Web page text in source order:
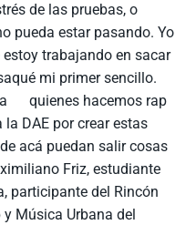
de las pruebas, o
pueda estar pasando. Yo
trabajando en sacar
mi primer sencillo.
quienes hacemos rap
DAE por crear estas
acá puedan salir cosas
Friz, estudiante
participante del Rincón
Música Urbana del